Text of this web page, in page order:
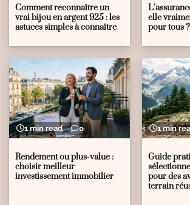
Comment reconnaître un
vrai bijou en argent 925 : les
astuces simples à connaître
elle
pour tous
1 min read 0
Rendement ou plus-value :
choisir meilleur
investissement immobilier
1 min
Guide
pour des
terrain